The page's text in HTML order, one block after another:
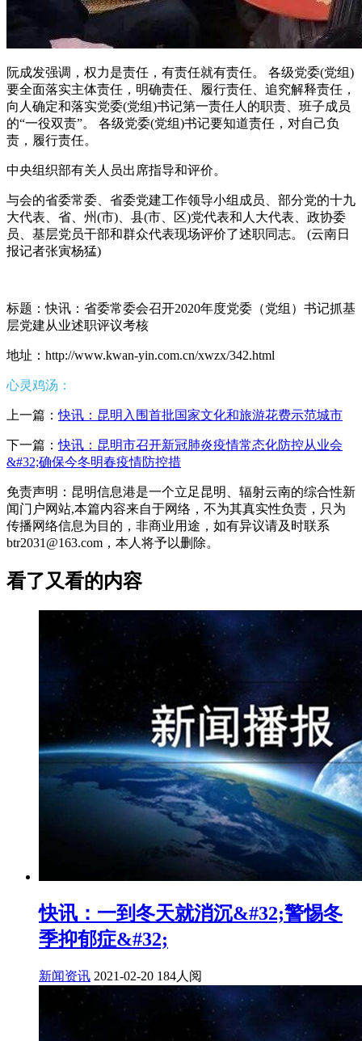
阮成发强调，权力是责任，有责任就有责任。 各级党委(党组)
要全面落实主体责任，明确责任、履行责任、追究解释责任，
向人确定和落实党委(党组)书记第一责任人的职责、班子成员
的“一役双责”。 各级党委(党组)书记要知道责任，对自己负
责，履行责任。
中央组织部有关人员出席指导和评价。
与会的省委常委、省委党建工作领导小组成员、部分党的十九
大代表、省、州(市)、县(市、区)党代表和人大代表、政协委
员、基层党员干部和群众代表现场评价了述职同志。 (云南日
报记者张寅杨猛)
标题：快讯：省委常委会召开2020年度党委（党组）书记抓基
层党建从业述职评议考核
地址：http://www.kwan-yin.com.cn/xwzx/342.html
心灵鸡汤：
上一篇：快讯：昆明入围首批国家文化和旅游花费示范城市
下一篇：快讯：昆明市召开新冠肺炎疫情常态化防控从业会
&#32;确保今冬明春疫情防控措
免责声明：昆明信息港是一个立足昆明、辐射云南的综合性新
闻门户网站,本篇内容来自于网络，不为其真实性负责，只为
传播网络信息为目的，非商业用途，如有异议请及时联系
btr2031@163.com，本人将予以删除。
看了又看的内容
快讯：一到冬天就消沉&#32;警惕冬
季抑郁症&#32;
新闻资讯 2021-02-20 184人阅